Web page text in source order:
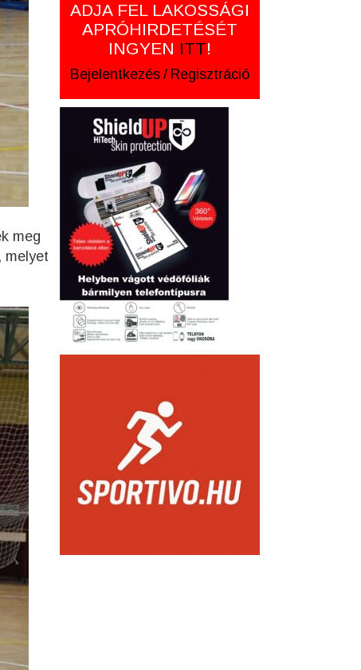
meg
melyet
ADJA FEL LAKOSSÁGI
APRÓHIRDETÉSÉT
INGYEN ITT!
Bejelentkezés / Regisztráció